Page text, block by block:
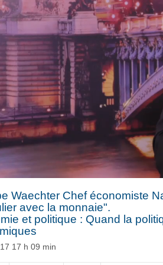
Waechter Chef économiste
avec la monnaie".
et politique : Quand la
17 h 09 min